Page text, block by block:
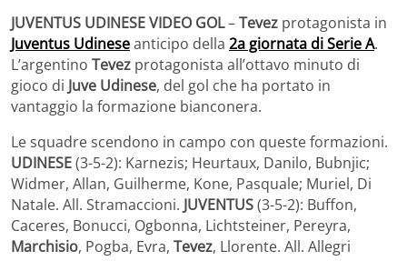
JUVENTUS UDINESE VIDEO GOL–Tevez protagonista in
Juventus Udineseanticipo della 2a giornata di Serie A.
L’argentino Tevez protagonista all’ottavo minuto di
gioco di Juve Udinese, del gol che ha portato in
vantaggio la formazione bianconera.
Le squadre scendono in campo con queste formazioni.
UDINESE(3-5-2): Karnezis; Heurtaux, Danilo, Bubnjic;
Widmer, Allan, Guilherme, Kone, Pasquale; Muriel, Di
Natale. All. Stramaccioni. JUVENTUS(3-5-2): Buffon,
Caceres, Bonucci, Ogbonna, Lichtsteiner, Pereyra,
Marchisio, Pogba, Evra, Tevez, Llorente. All. Allegri